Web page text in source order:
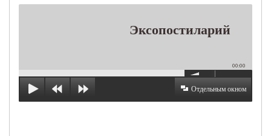
Эксопостиларий
00:00
Отдельным окном